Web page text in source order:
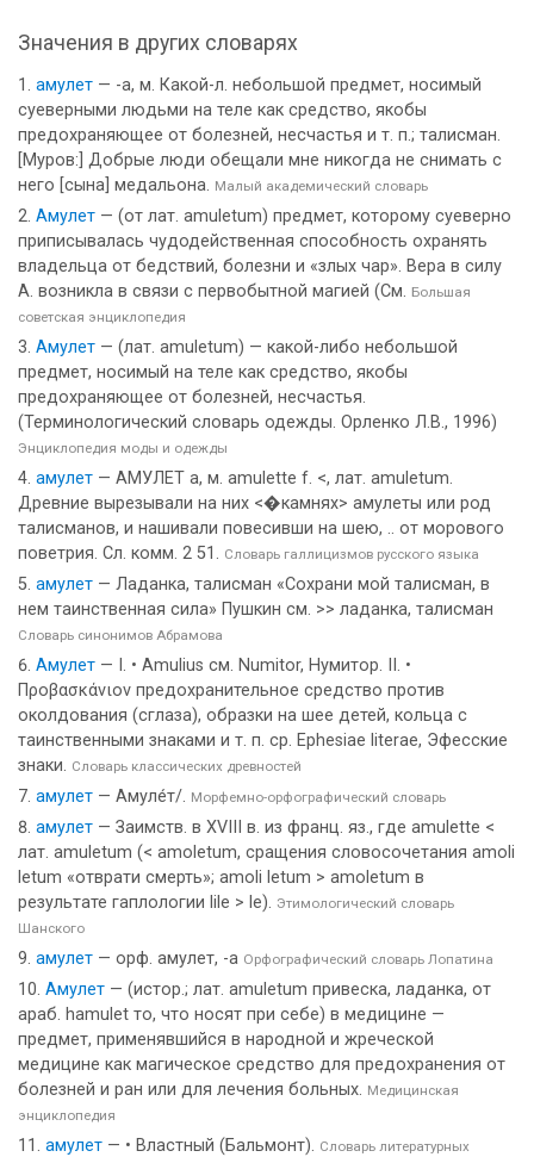
Значения в других словарях
амулет — -а, м. Какой-л. небольшой предмет, носимый
суеверными людьми на теле как средство, якобы
предохраняющее от болезней, несчастья и т. п.; талисман.
[Муров:] Добрые люди обещали мне никогда не снимать с
него [сына] медальона. Малый академический словарь
Амулет — (от лат. amuletum) предмет, которому суеверно
приписывалась чудодейственная способность охранять
владельца от бедствий, болезни и «злых чар». Вера в силу
А. возникла в связи с первобытной магией (См. Большая
советская энциклопедия
Амулет — (лат. amuletum) — какой-либо небольшой
предмет, носимый на теле как средство, якобы
предохраняющее от болезней, несчастья.
(Терминологический словарь одежды. Орленко Л.В., 1996)
Энциклопедия моды и одежды
амулет — АМУЛЕТ а, м. amulette f. <, лат. amuletum.
Древние вырезывали на них <�камнях> амулеты или род
талисманов, и нашивали повесивши на шею, .. от морового
поветрия. Сл. комм. 2 51. Словарь галлицизмов русского языка
амулет — Ладанка, талисман «Сохрани мой талисман, в
нем таинственная сила» Пушкин см. >> ладанка, талисман
Словарь синонимов Абрамова
Амулет — I. • Amulius см. Numitor, Нумитор. II. •
Προβασκάνιον предохранительное средство против
околдования (сглаза), образки на шее детей, кольца с
таинственными знаками и т. п. ср. Ephesiae literae, Эфесские
знаки. Словарь классических древностей
амулет — Амуле́т/. Морфемно-орфографический словарь
амулет — Заимств. в XVIII в. из франц. яз., где amulette <
лат. amuletum (< amoletum, сращения словосочетания amoli
letum «отврати смерть»; amoli letum > amoletum в
результате гаплологии lile > le). Этимологический словарь
Шанского
амулет — орф. амулет, -а Орфографический словарь Лопатина
Амулет — (истор.; лат. amuletum привеска, ладанка, от
араб. hamulet то, что носят при себе) в медицине —
предмет, применявшийся в народной и жреческой
медицине как магическое средство для предохранения от
болезней и ран или для лечения больных. Медицинская
энциклопедия
амулет — • Властный (Бальмонт). Словарь литературных